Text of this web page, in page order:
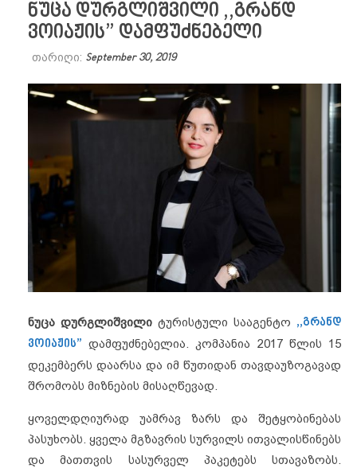
ნუცა დურგლიშვილი ,,გრანდ
ვოიაჟის” დამფუძნებელი
თარიღი: September 30, 2019
ნუცა დურგლიშვილი ტურისტული სააგენტო ,,გრანდ
ვოიაჟის” დამფუძნებელია.კომპანია 2017 წლის 15
დეკემბერს დაარსა და იმ წუთიდან თავდაუზოგავად
შრომობს მიზნების მისაღწევად.
ყოველდღიურად უამრავ ზარს და შეტყობინებას
პასუხობს. ყველა მგზავრის სურვილს ითვალისწინებს
და მათთვის სასურველ პაკეტებს სთავაზობს.